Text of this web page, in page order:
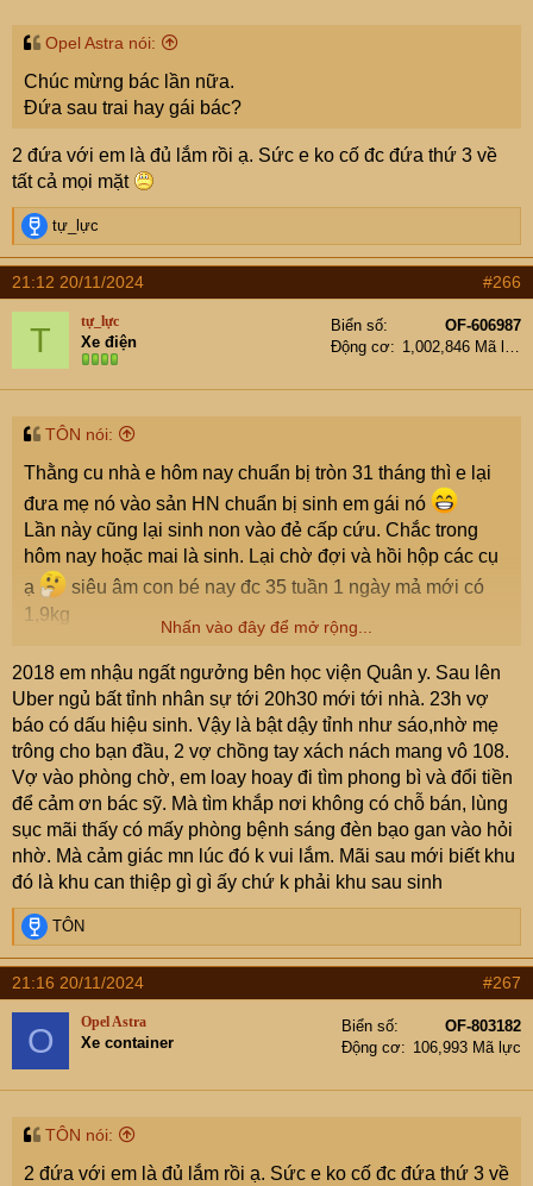
Opel Astra nói:
Chúc mừng bác lần nữa.
Đứa sau trai hay gái bác?
2 đứa với em là đủ lắm rồi ạ. Sức e ko cố đc đứa thứ 3 về
tất cả mọi mặt
R
e
a
c
t
n
s
tự_lực
21:12 20/11/2024 #266
T tự_lực
Xe điện
Biển số
OF-606987
Động cơ
1,002,846 Mã lực
TÔN nói:
Thằng cu nhà e hôm nay chuẩn bị tròn 31 tháng thì e lại
đưa mẹ nó vào sản HN chuẩn bị sinh em gái nó
Lần này cũng lại sinh non vào đẻ cấp cứu. Chắc trong
hôm nay hoặc mai là sinh. Lại chờ đợi và hồi hộp các cụ
ạ
siêu âm con bé nay đc 35 tuần 1 ngày mả mới có
1,9kg
Nhấn vào đây để mở rộng...
2018 em nhậu ngất ngưởng bên học viện Quân y. Sau lên
Uber ngủ bất tỉnh nhân sự tới 20h30 mới tới nhà. 23h vợ
báo có dấu hiệu sinh. Vậy là bật dậy tỉnh như sáo,nhờ mẹ
trông cho bạn đầu, 2 vợ chồng tay xách nách mang vô 108.
Vợ vào phòng chờ, em loay hoay đi tìm phong bì và đổi tiền
để cảm ơn bác sỹ. Mà tìm khắp nơi không có chỗ bán, lùng
sục mãi thấy có mấy phòng bệnh sáng đèn bạo gan vào hỏi
nhờ. Mà cảm giác mn lúc đó k vui lắm. Mãi sau mới biết khu
đó là khu can thiệp gì gì ấy chứ k phải khu sau sinh
R
e
a
c
t
i
n
s
TÔN
21:16 20/11/2024 #267
O Opel Astra
Xe container
Biển số
OF-803182
Động cơ
106,993 Mã lực
TÔN nói:
2 đứa với em là đủ lắm rồi ạ. Sức e ko cố đc đứa thứ 3 về